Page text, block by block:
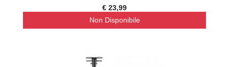
€ 23,99
Non Disponibile